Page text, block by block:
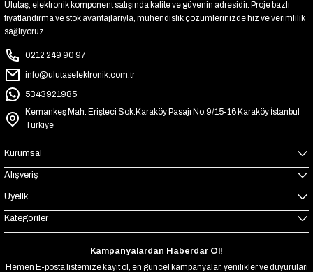
Ulutaş, elektronik komponent satışında kalite ve güvenin adresidir. Proje bazlı
fiyatlandırma ve stok avantajlarıyla, mühendislik çözümlerinizde hız ve verimlilik
sağlıyoruz.
0212 249 90 97
info@ulutaselektronik.com.tr
5343921985
Kemankeş Mah. Erişteci Sok.Karaköy Pasajı No:9/15-16 Karaköy İstanbul
Türkiye
Kurumsal
Alışveriş
Üyelik
Kategoriler
Kampanyalardan Haberdar Ol!
Hemen E-posta listemize kayıt ol, en güncel kampanyalar, yenilikler ve duyuruları